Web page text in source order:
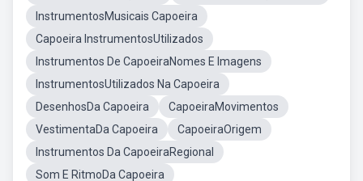
InstrumentosMusicais Capoeira
Capoeira InstrumentosUtilizados
Instrumentos De CapoeiraNomes E Imagens
InstrumentosUtilizados Na Capoeira
DesenhosDa Capoeira
CapoeiraMovimentos
VestimentaDa Capoeira
CapoeiraOrigem
Instrumentos Da CapoeiraRegional
Som E RitmoDa Capoeira